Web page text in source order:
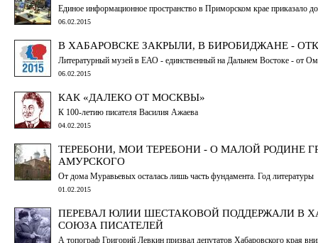
Единое информационное пространство в Приморском крае приказало
06.02.2015
В ХАБАРОВСКЕ ЗАКРЫЛИ, В БИРОБИДЖАНЕ -
Литературный музей в ЕАО - единственный на Дальнем Востоке - от
06.02.2015
КАК «ДАЛЕКО ОТ МОСКВЫ»
К 100-летию писателя Василия Ажаева
04.02.2015
ТЕРЕБОНИ, МОИ ТЕРЕБОНИ - О МАЛОЙ РОДИНЕ
АМУРСКОГО
От дома Муравьевых осталась лишь часть фундамента. Год литературы
01.02.2015
ПЕРЕВАЛ ЮЛИИ ШЕСТАКОВОЙ ПОДДЕРЖАЛИ В
СОЮЗА ПИСАТЕЛЕЙ
А топограф Григорий Левкин призвал депутатов Хабаровского края